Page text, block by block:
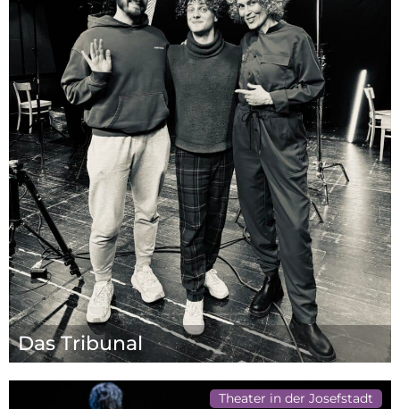
Das Tribunal
Theater in der Josefstadt